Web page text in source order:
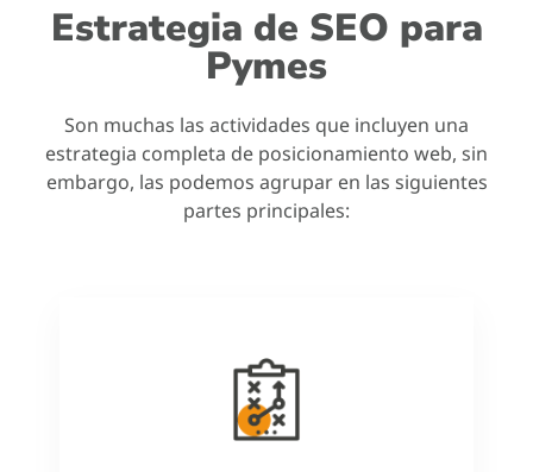
Estrategia de SEO para
Pymes
Son muchas las actividades que incluyen una
estrategia completa de posicionamiento web, sin
embargo, las podemos agrupar en las siguientes
partes principales: